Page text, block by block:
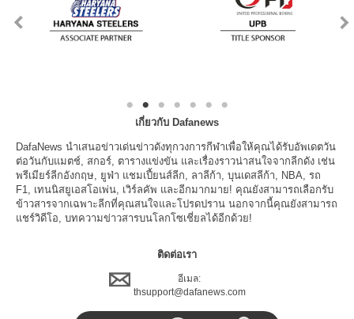
เกี่ยวกับ Dafanews
DafaNews นำเสนอข่าวเด่นข่าวดังทุกวงการกีฬาเพื่อให้คุณได้รับอัพเดตวัน
ต่อวันกับแมตช์, สกอร์, ตารางแข่งขัน และเรื่องราวน่าสนใจจากลีกดัง เช่น
พรีเมียร์ลีกอังกฤษ, ยูฟ่า แชมเปี้ยนส์ลีก, ลาลีก้า, บุนเดสลีก้า, NBA, รถ
F1, เทนนิสยูเอสโอเพ่น, เวิร์ลคัพ และอีกมากมาย! คุณยังสามารถเลือกรับ
ข้าวสารจากเฉพาะลีกที่คุณสนใจและโปรดปราน นอกจากนี้คุณยังสามารถ
แชร์วิดีโอ, บทความข่าวสารบนโลกโซเชี่ยลได้อีกด้วย!
ติดต่อเรา
อีเมล:
thsupport@dafanews.com